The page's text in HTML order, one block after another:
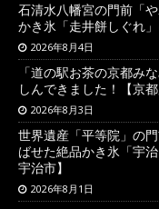
石清水八幡宮の門前「
かき氷「走井餅しぐれ
2026年8月4日
「道の駅お茶の京都み
しんできました！【京都
2026年8月3日
世界遺産「平等院」の
ばせた絶品かき氷「宇
宇治市】
2026年8月1日